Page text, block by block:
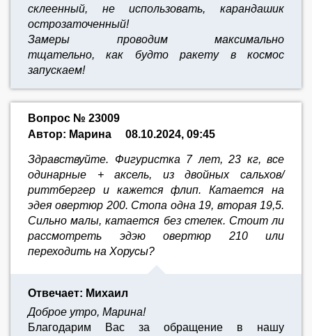
склеенный, не использовать, карандашик
острозаточенный!
Замеры проводим максимально
тщательно, как будто ракету в космос
запускаем!
Вопрос № 23009
Автор: Марина
08.10.2024, 09:45
Здравствуйте. Фигуристка 7 лет, 23 кг, все
одинарные + аксель, из двойных сальхов/
риттбергер и кажется флип. Катается на
эдея овертюр 200. Стопа одна 19, вторая 19,5.
Сильно малы, катается без стелек. Стоит ли
рассмотреть эдэю овертюр 210 или
переходить на Хорусы?
Отвечает: Михаил
Доброе утро, Марина!
Благодарим Вас за обращение в нашу